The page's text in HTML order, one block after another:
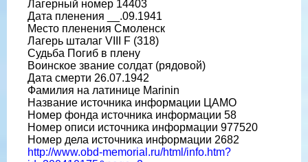
Лагерный номер 14403
Дата пленения __.09.1941
Место пленения Смоленск
Лагерь шталаг VIII F (318)
Судьба Погиб в плену
Воинское звание солдат (рядовой)
Дата смерти 26.07.1942
Фамилия на латинице Marinin
Название источника информации ЦАМО
Номер фонда источника информации 58
Номер описи источника информации 977520
Номер дела источника информации 2682
http://www.obd-memorial.ru/html/info.htm?